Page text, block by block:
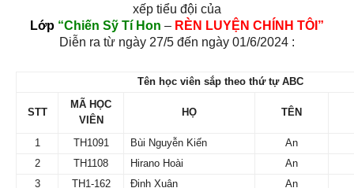
xếp tiểu đội của
Lớp “Chiến Sỹ Tí Hon – RÈN LUYỆN CHÍNH TÔI”
Diễn ra từ ngày 27/5 đến ngày 01/6/2024 :
Tên học viên sắp theo thứ tự ABC
STT
MÃ HỌC
VIÊN
HỌ TÊN
1 TH1091 Bùi Nguyễn Kiến
An
2
TH1108 Hirano Hoài
An
3
TH1-162 Đinh Xuân
An